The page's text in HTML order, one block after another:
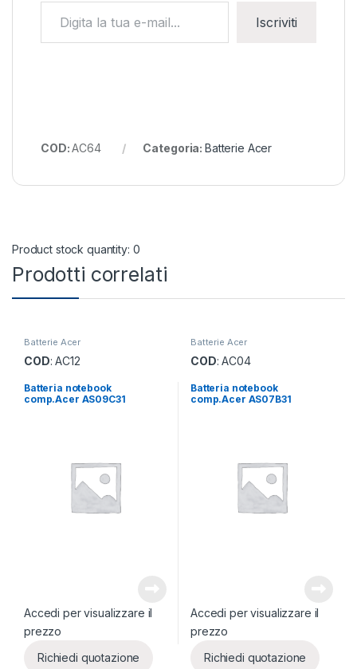
Iscriviti
COD:AC64 Categoria: Batterie Acer
Product stock quantity: 0
Prodotti correlati
Batterie Acer
COD: AC12
Batteria notebook
comp.Acer AS09C31
Accedi per visualizzare il
prezzo
Richiedi quotazione
Batterie Acer
COD: AC04
Batteria notebook
comp.Acer AS07B31
Accedi per visualizzare il
prezzo
Richiedi quotazione